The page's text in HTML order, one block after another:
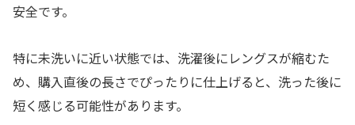
安全です。
特に未洗いに近い状態では、洗濯後にレングスが縮むた
め、購入直後の長さでぴったりに仕上げると、洗った後に
短く感じる可能性があります。